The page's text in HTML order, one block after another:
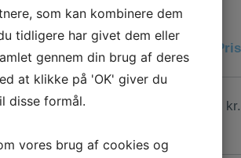
Pris
indlæg. 480,00 kr.
som kan kombinere dem
tidligere har givet dem eller
gennem din brug af deres
at klikke på 'OK' giver du
disse formål.
vores brug af cookies og